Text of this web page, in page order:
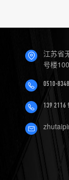
江苏省
号楼
0510-
139 2116